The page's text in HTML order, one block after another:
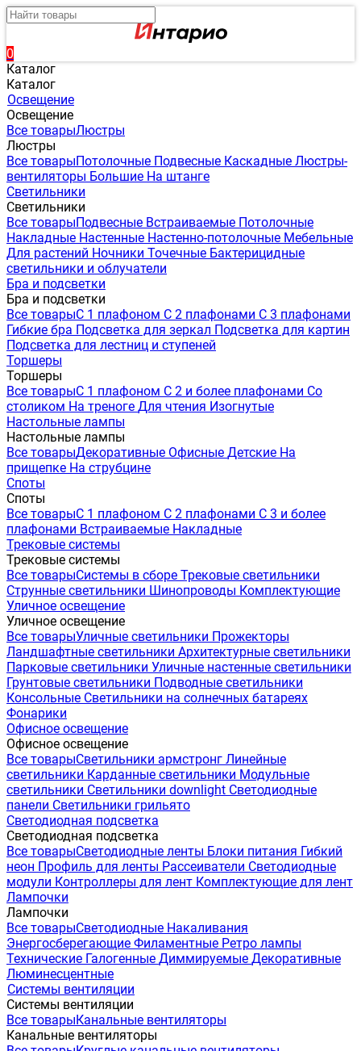
0
Каталог
Каталог
Освещение
Освещение
Все товарыЛюстры
Люстры
Все товарыПотолочные Подвесные Каскадные Люстры-
вентиляторы Большие На штанге
Светильники
Светильники
Все товарыПодвесные Встраиваемые Потолочные
Накладные Настенные Настенно-потолочные Мебельные
Для растений Ночники Точечные Бактерицидные
светильники и облучатели
Бра и подсветки
Бра и подсветки
Все товарыС 1 плафоном С 2 плафонами С 3 плафонами
Гибкие бра Подсветка для зеркал Подсветка для картин
Подсветка для лестниц и ступеней
Торшеры
Торшеры
Все товарыС 1 плафоном С 2 и более плафонами Со
столиком На треноге Для чтения Изогнутые
Настольные лампы
Настольные лампы
Все товарыДекоративные Офисные Детские На
прищепке На струбцине
Споты
Споты
Все товарыС 1 плафоном С 2 плафонами С 3 и более
плафонами Встраиваемые Накладные
Трековые системы
Трековые системы
Все товарыСистемы в сборе Трековые светильники
Струнные светильники Шинопроводы Комплектующие
Уличное освещение
Уличное освещение
Все товарыУличные светильники Прожекторы
Ландшафтные светильники Архитектурные светильники
Парковые светильники Уличные настенные светильники
Грунтовые светильники Подводные светильники
Консольные Светильники на солнечных батареях
Фонарики
Офисное освещение
Офисное освещение
Все товарыСветильники армстронг Линейные
светильники Карданные светильники Модульные
светильники Светильники downlight Светодиодные
панели Светильники грильято
Светодиодная подсветка
Светодиодная подсветка
Все товарыСветодиодные ленты Блоки питания Гибкий
неон Профиль для ленты Рассеиватели Светодиодные
модули Контроллеры для лент Комплектующие для лент
Лампочки
Лампочки
Все товарыСветодиодные Накаливания
Энергосберегающие Филаментные Ретро лампы
Технические Галогенные Диммируемые Декоративные
Люминесцентные
Системы вентиляции
Системы вентиляции
Все товарыКанальные вентиляторы
Канальные вентиляторы